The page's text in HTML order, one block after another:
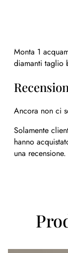
Monta 1
diamanti taglio
Ancora non ci
Solamente
hanno
una recensione.